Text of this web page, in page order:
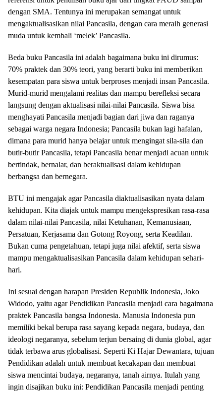
dengan SMA. Tentunya ini merupakan semangat untuk
mengaktualisasikan nilai Pancasila, dengan cara meraih generasi
muda untuk kembali ‘melek’ Pancasila.
Beda buku Pancasila ini adalah bagaimana buku ini dirumus:
70% praktek dan 30% teori, yang berarti buku ini memberikan
kesempatan para siswa untuk berproses menjadi insan Pancasila.
Murid-murid mengalami realitas dan mampu berefleksi secara
langsung dengan aktualisasi nilai-nilai Pancasila. Siswa bisa
menghayati Pancasila menjadi bagian dari jiwa dan raganya
sebagai warga negara Indonesia; Pancasila bukan lagi hafalan,
dimana para murid hanya belajar untuk mengingat sila-sila dan
butir-butir Pancasila, tetapi Pancasila benar menjadi acuan untuk
bertindak, bernalar, dan beraktualisasi dalam kehidupan
berbangsa dan bernegara.
BTU ini mengajak agar Pancasila diaktualisasikan nyata dalam
kehidupan. Kita diajak untuk mampu mengekspresikan rasa-rasa
dalam nilai-nilai Pancasila, nilai Ketuhanan, Kemanusiaan,
Persatuan, Kerjasama dan Gotong Royong, serta Keadilan.
Bukan cuma pengetahuan, tetapi juga nilai afektif, serta siswa
mampu mengaktualisasikan Pancasila dalam kehidupan sehari-
hari.
Ini sesuai dengan harapan Presiden Republik Indonesia, Joko
Widodo, yaitu agar Pendidikan Pancasila menjadi cara bagaimana
praktek Pancasila bangsa Indonesia. Manusia Indonesia pun
memiliki bekal berupa rasa sayang kepada negara, budaya, dan
ideologi negaranya, sebelum terjun bersaing di dunia global, agar
tidak terbawa arus globalisasi. Seperti Ki Hajar Dewantara, tujuan
Pendidikan adalah untuk membuat kecakapan dan membuat
siswa mencintai budaya, negaranya, tanah airnya. Itulah yang
ingin disajikan buku ini: Pendidikan Pancasila menjadi penting